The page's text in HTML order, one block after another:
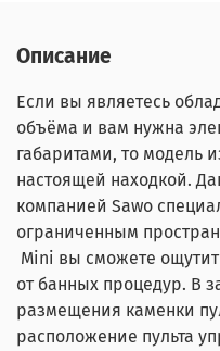
Описание
Если вы являетесь
объёма и вам нужна
габаритами, то модель
настоящей находкой.
компанией Sawo
ограниченным
Mini вы сможете
от банных процедур. В
размещения каменки
расположение пульта